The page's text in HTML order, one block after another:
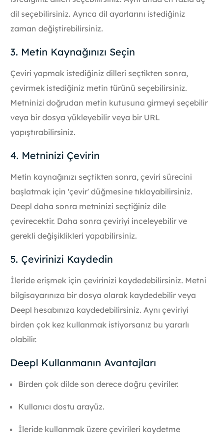
dil seçebilirsiniz. Ayrıca dil ayarlarını istediğiniz
zaman değiştirebilirsiniz.
3. Metin Kaynağınızı Seçin
Çeviri yapmak istediğiniz dilleri seçtikten sonra,
çevirmek istediğiniz metin türünü seçebilirsiniz.
Metninizi doğrudan metin kutusuna girmeyi seçebilir
veya bir dosya yükleyebilir veya bir URL
yapıştırabilirsiniz.
4. Metninizi Çevirin
Metin kaynağınızı seçtikten sonra, çeviri sürecini
başlatmak için 'çevir' düğmesine tıklayabilirsiniz.
Deepl daha sonra metninizi seçtiğiniz dile
çevirecektir. Daha sonra çeviriyi inceleyebilir ve
gerekli değişiklikleri yapabilirsiniz.
5. Çevirinizi Kaydedin
İleride erişmek için çevirinizi kaydedebilirsiniz. Metni
bilgisayarınıza bir dosya olarak kaydedebilir veya
Deepl hesabınıza kaydedebilirsiniz. Aynı çeviriyi
birden çok kez kullanmak istiyorsanız bu yararlı
olabilir.
Deepl Kullanmanın Avantajları
Birden çok dilde son derece doğru çeviriler.
Kullanıcı dostu arayüz.
İleride kullanmak üzere çevirileri kaydetme